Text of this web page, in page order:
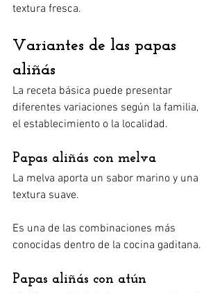
textura fresca.
Variantes de las papas
aliñás
La receta básica puede presentar
diferentes variaciones según la familia,
el establecimiento o la localidad.
Papas aliñás con melva
La melva aporta un sabor marino y una
textura suave.
Es una de las combinaciones más
conocidas dentro de la cocina gaditana.
Papas aliñás con atún